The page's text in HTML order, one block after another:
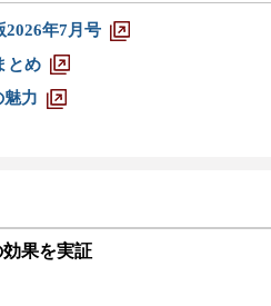
年7月号
とめ
魅力
果を実証